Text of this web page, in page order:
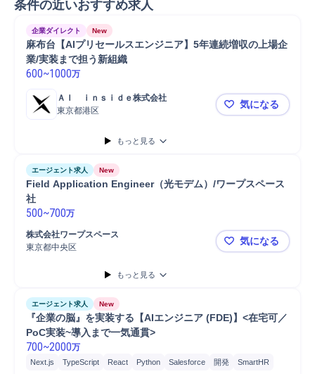
条件の近いおすすめ求人
企業ダイレクト New
麻布台【AIプリセールスエンジニア】5年連続増収の上場企
業/実装まで担う新組織
600~1000万
ＡＩ　ｉｎｓｉｄｅ株式会社
東京都港区
麻布台【AI
気になる
もっと見る
エージェント求人 New
Field Application Engineer（光モデム）/ワープスペース
社
500~700万
株式会社ワープスペース
東京都中央区
Field
気になる
もっと見る
エージェント求人 New
『企業の脳』を実装する【AIエンジニア (FDE)】<在宅可／
PoC実装~導入まで一気通貫>
700~2000万
Next.js TypeScript React Python Salesforce 開発
SmartHR